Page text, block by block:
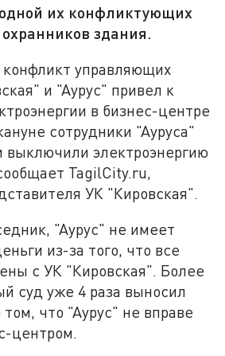
их конфликтующих
здания.
конфликт управляющих
и "Аурус" привел к
в бизнес-центре
сотрудники "Ауруса"
выключили электроэнергию
TagilCity.ru,
УК "Кировская".
"Аурус" не имеет
из-за того, что все
с УК "Кировская". Более
суд уже 4 раза выносил
что "Аурус" не вправе
центром.